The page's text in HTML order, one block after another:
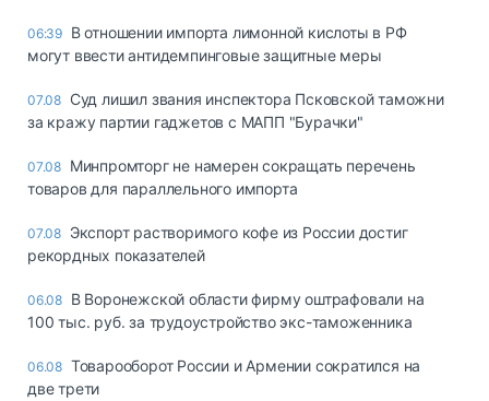
06:39 В отношении импорта лимонной кислоты в РФ
могут ввести антидемпинговые защитные меры
07.08 Суд лишил звания инспектора Псковской таможни
за кражу партии гаджетов с МАПП "Бурачки"
07.08 Минпромторг не намерен сокращать перечень
товаров для параллельного импорта
07.08 Экспорт растворимого кофе из России достиг
рекордных показателей
06.08 В Воронежской области фирму оштрафовали на
100 тыс. руб. за трудоустройство экс-таможенника
06.08 Товарооборот России и Армении сократился на
две трети